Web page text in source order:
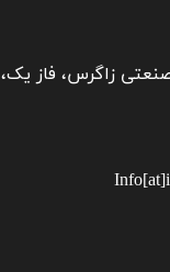
زاگرس، فاز یک،